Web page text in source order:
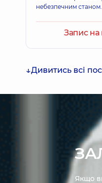
небезпечним станом.
Запис на
Дивитись всі
Якщо